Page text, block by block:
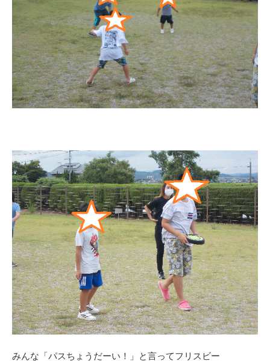
みんな「パスちょうだーい！」と言ってフリスビー